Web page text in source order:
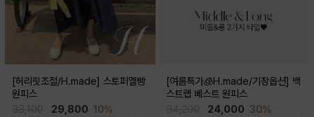
[허리핏조절/H.made] 스토퍼멜빵
원피스
29,800 10%
[여름특가🧊H.made/기장옵션] 백
스트랩 베스트 원피스
24,000 30%